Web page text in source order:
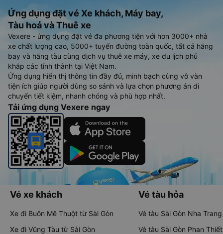
Ứng dụng đặt vé Xe khách, Máy bay,
Tàu hoả và Thuê xe
Vexere - ứng dụng đặt vé đa phương tiện với hơn 3000+ nhà
xe chất lượng cao, 5000+ tuyến đường toàn quốc, tất cả hãng
bay và hãng tàu cùng dịch vụ thuê xe máy, xe du lịch phủ
khắp các tỉnh thành tại Việt Nam.
Ứng dụng hiển thị thông tin đầy đủ, minh bạch cùng vô vàn
tiện ích giúp người dùng so sánh và lựa chọn phương án di
chuyển tiết kiệm, nhanh chóng và phù hợp nhất.
Tải ứng dụng Vexere ngay
Vé xe khách
Xe đi Buôn Mê Thuột từ Sài Gòn
Xe đi Vũng Tàu từ Sài Gòn
Vé tàu hỏa
Vé tàu Sài Gòn Nha Trang
Vé tàu Sài Gòn Phan Thiết